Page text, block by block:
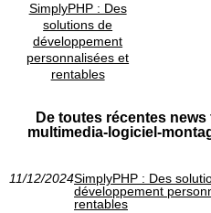
SimplyPHP : Des
solutions de
développement
personnalisées et
rentables
De toutes récentes
multimedia-logiciel-
11/12/2024SimplyPHP : Des
développement
rentables